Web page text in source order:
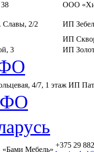
ООО
Славы, 2/2
ИП
ИП
3 ИП
4/7, 1 этаж ИП
Мебель»
+375 29